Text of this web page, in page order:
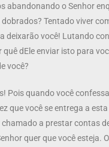
abandonando o Senhor
Tentado viver
deixarão você! Lutando
quê dEle enviar isto para
você?
Pois quando você
que você se entrega a
chamado a prestar contas
quer que você esteja.